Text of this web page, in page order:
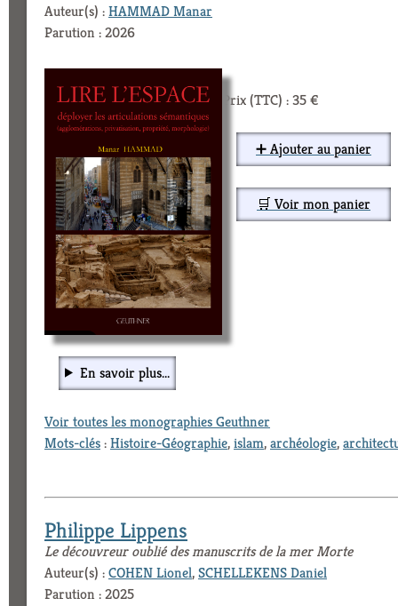
Auteur(s) :HAMMAD Manar
Parution : 2026
Prix (TTC) : 35 €
➕ Ajouter au panier
🛒 Voir mon panier
En savoir plus...
Voir toutes les monographies Geuthner
Mots-clés:Histoire-Géographie,islam,archéologie,
Philippe Lippens
Le découvreur oublié des manuscrits de la mer Morte
Auteur(s) :COHEN Lionel,SCHELLEKENS Daniel
Parution : 2025